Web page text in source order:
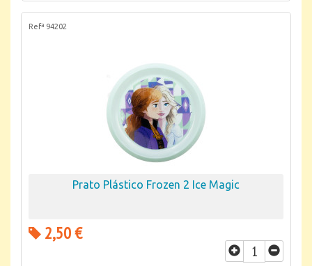
Refª 94202
Prato Plástico Frozen 2 Ice Magic
2,50 €